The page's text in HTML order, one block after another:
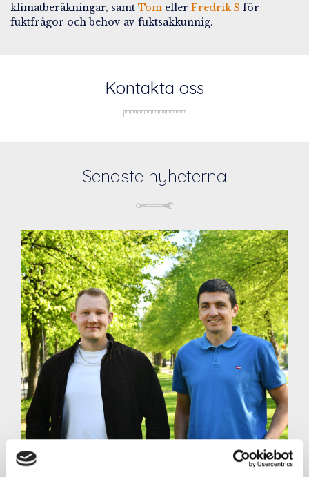
klimatberäkningar, samt Tom eller Fredrik S för
fuktfrågor och behov av fuktsakkunnig.
Kontakta oss
Senaste nyheterna